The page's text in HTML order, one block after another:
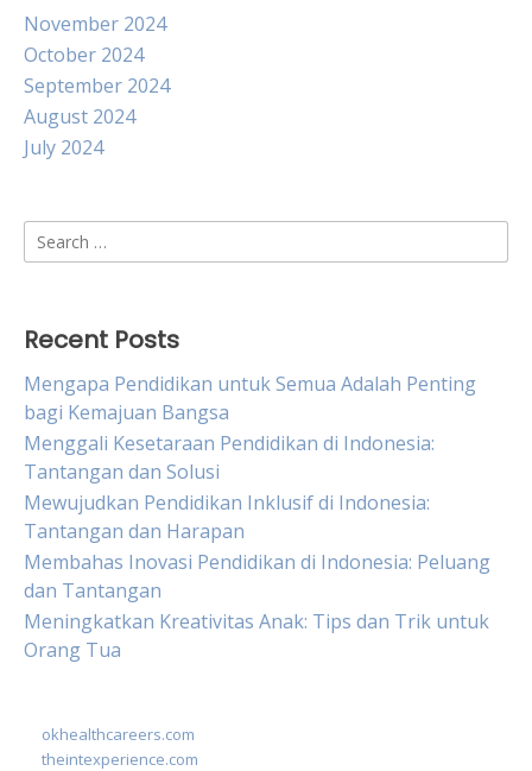
November 2024
October 2024
September 2024
August 2024
July 2024
Search
for:
Recent Posts
Mengapa Pendidikan untuk Semua Adalah Penting
bagi Kemajuan Bangsa
Menggali Kesetaraan Pendidikan di Indonesia:
Tantangan dan Solusi
Mewujudkan Pendidikan Inklusif di Indonesia:
Tantangan dan Harapan
Membahas Inovasi Pendidikan di Indonesia: Peluang
dan Tantangan
Meningkatkan Kreativitas Anak: Tips dan Trik untuk
Orang Tua
okhealthcareers.com
theintexperience.com